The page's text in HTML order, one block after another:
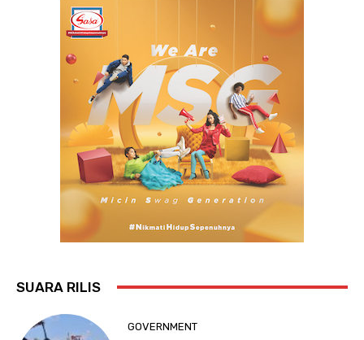
SUARA RILIS
GOVERNMENT